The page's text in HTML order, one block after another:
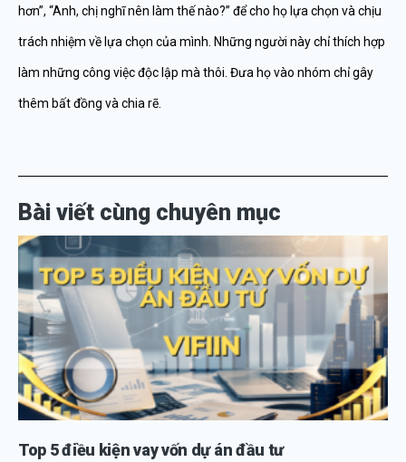
hơn”, “Anh, chị nghĩ nên làm thế nào?” để cho họ lựa chọn và chịu
trách nhiệm về lựa chọn của mình. Những người này chỉ thích hợp
làm những công việc độc lập mà thôi. Đưa họ vào nhóm chỉ gây
thêm bất đồng và chia rẽ.
Bài viết cùng chuyên mục
Top 5 điều kiện vay vốn dự án đầu tư